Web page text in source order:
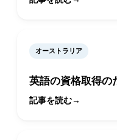
オーストラリア
英語の資格取得の
記事を読む